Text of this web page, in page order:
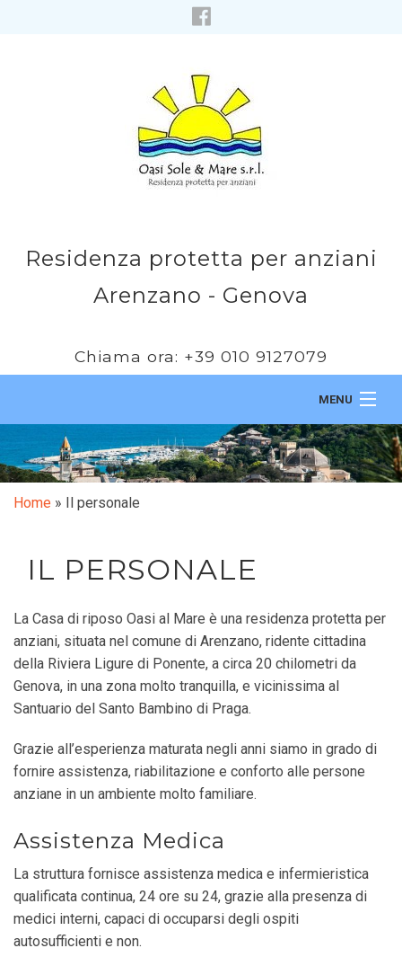
Residenza protetta per anziani
Arenzano - Genova
Chiama ora: +39 010 9127079
MENU
Home
La struttura
Le camere
Contatti
Home » Il personale
IL PERSONALE
La Casa di riposo Oasi al Mare è una residenza protetta per
anziani, situata nel comune di Arenzano, ridente cittadina
della Riviera Ligure di Ponente, a circa 20 chilometri da
Genova, in una zona molto tranquilla, e vicinissima al
Santuario del Santo Bambino di Praga.
Grazie all’esperienza maturata negli anni siamo in grado di
fornire assistenza, riabilitazione e conforto alle persone
anziane in un ambiente molto familiare.
Assistenza Medica
La struttura fornisce assistenza medica e infermieristica
qualificata continua, 24 ore su 24, grazie alla presenza di
medici interni, capaci di occuparsi degli ospiti
autosufficienti e non.